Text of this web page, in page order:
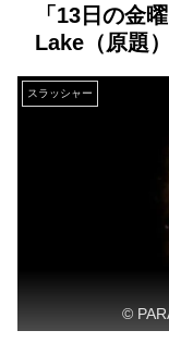
「13日の金
Lake（原題
スラッシャー
©